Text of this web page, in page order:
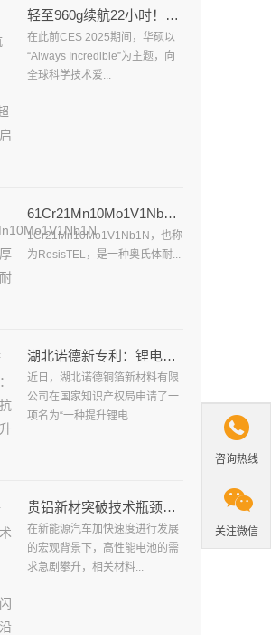
轻至960g续航22小时！华硕灵耀14 Air AI超轻薄本开启预约！
在此前CES 2025期间，华硕以
“Always Incredible”为主题，向
全球科学技术爱...
61Cr21Mn10Mo1V1Nb1N是成分丰厚的奥氏体耐热合金
1Cr21Mn10Mo1V1Nb1N，也称
为ResisTEL，是一种奥氏体耐...
湖北诺德新专利：锂电铜箔抗拉强度提升新突破！
近日，湖北诺德铜箔新材料有限
公司在国家知识产权局申请了一
项名为“一种提升锂电...
贵铝新材突破技术瓶颈1100G合金电池箔闪耀行业前沿
在新能源汽车加快速度进行发展
的宏观背景下，高性能电池的需
求急剧攀升，相关材料...

咨询热线

关注微信